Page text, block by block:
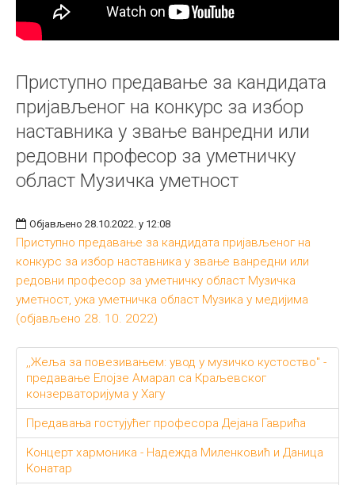
Приступно предавање за кандидата
пријављеног на конкурс за избор
наставника у звање ванредни или
редовни професор за уметничку
област Музичка уметност
Објављено 28.10.2022. у 12:08
Приступно предавање за кандидата пријављеног на
конкурс за избор наставника у звање ванредни или
редовни професор за уметничку област Музичка
уметност, ужа уметничка област Музика у медијима
(објављено 28. 10. 2022)
,,Жеља за повезивањем: увод у музичко кустоство" -
предавање Елојзе Амарал са Краљевског
конзерваторијума у Хагу
Предавања гостујућег професора Дејана Гаврића
Концерт хармоника - Надежда Миленковић и Даница
Конатар